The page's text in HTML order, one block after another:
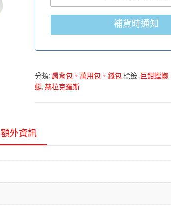
補貨時通知
分類: 肩背包、萬用包、錢包 標籤: 巨鉗螳螂,
蜓, 赫拉克羅斯
額外資訊